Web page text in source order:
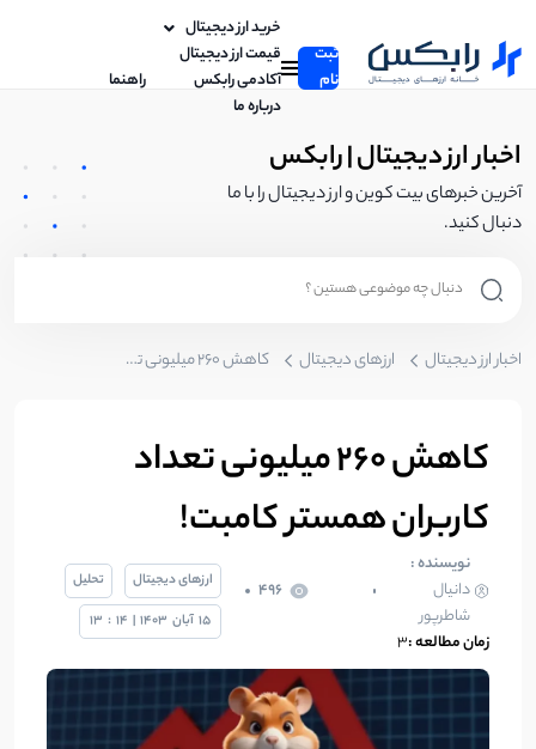
ثبت
نام
خرید ارز دیجیتال
قیمت ارز دیجیتال
آکادمی رابکس
راهنما
درباره ما
اخبار ارز دیجیتال | رابکس
آخرین خبرهای بیت کوین و ارز دیجیتال را با ما
دنبال کنید.
اخبار ارز دیجیتال ارزهای دیجیتال کاهش ۲۶۰ میلیونی تعداد کاربران همستر کامبت!
کاهش ۲۶۰ میلیونی تعداد
کاربران همستر کامبت!
نویسنده :
دانیال
شاطرپور
496
زمان مطالعه :3
ارزهای دیجیتال
تحلیل
15 آبان 1403
|
14
:
13